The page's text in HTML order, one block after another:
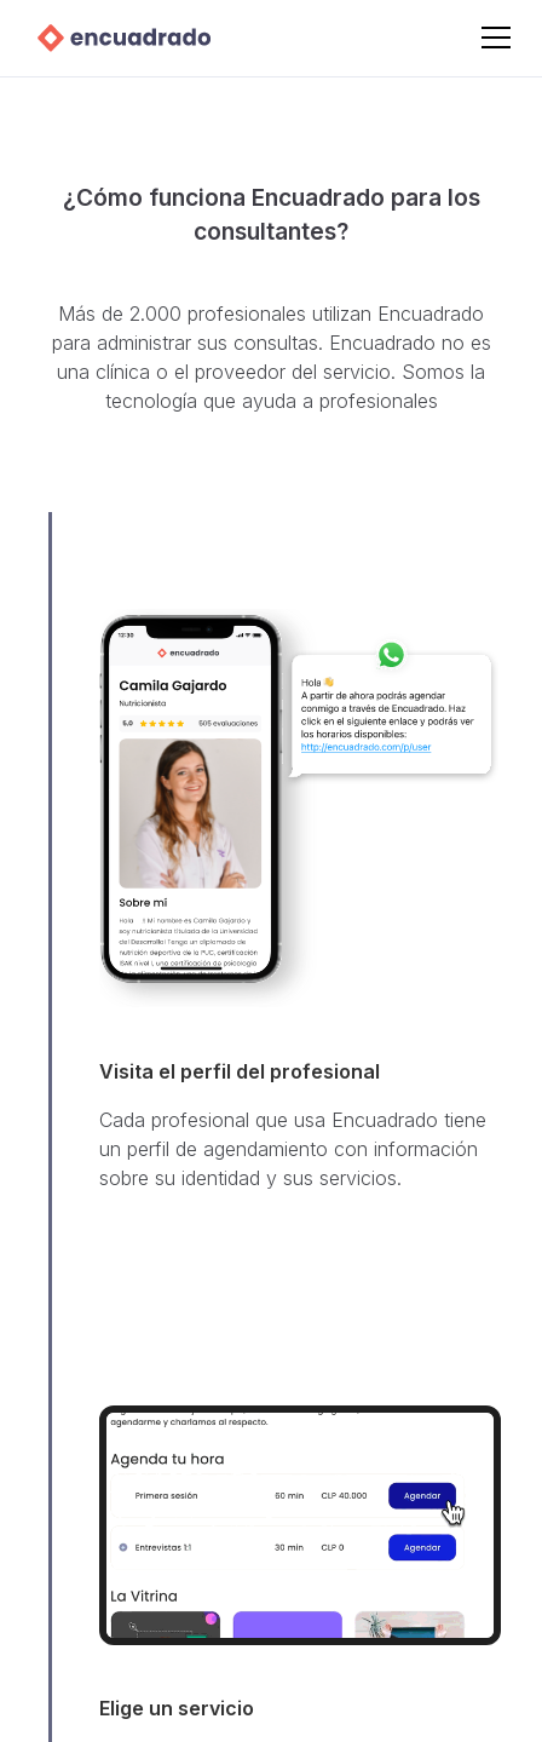
¿Cómo funciona Encuadrado para los
consultantes?
Más de 2.000 profesionales utilizan Encuadrado
para administrar sus consultas. Encuadrado no es
una clínica o el proveedor del servicio. Somos la
tecnología que ayuda a profesionales
Visita el perfil del profesional
Cada profesional que usa Encuadrado tiene
un perfil de agendamiento con información
sobre su identidad y sus servicios.
Elige un servicio